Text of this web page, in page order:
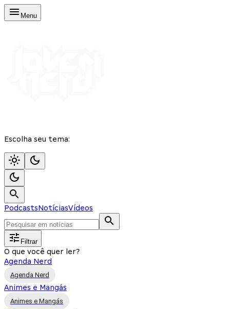
Menu
Escolha seu tema:
PodcastsNotíciasVídeos
Filtrar
O que você quer ler?
Agenda Nerd
Agenda Nerd
Animes e Mangás
Animes e Mangás